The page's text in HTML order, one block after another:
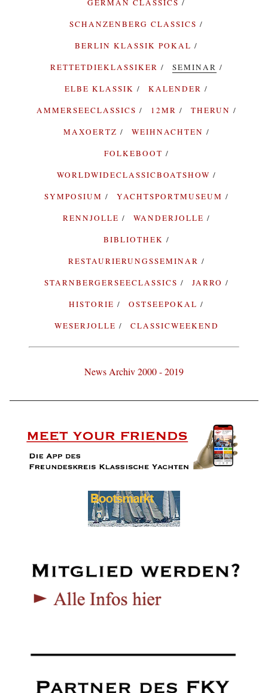
GERMAN CLASSICS
SCHANZENBERG CLASSICS
BERLIN KLASSIK POKAL
RETTETDIEKLASSIKER
SEMINAR
ELBE KLASSIK
KALENDER
AMMERSEECLASSICS
12MR
THERUN
MAXOERTZ
WEIHNACHTEN
FOLKEBOOT
WORLDWIDECLASSICBOATSHOW
SYMPOSIUM
YACHTSPORTMUSEUM
RENNJOLLE
WANDERJOLLE
BIBLIOTHEK
RESTAURIERUNGSSEMINAR
STARNBERGERSEECLASSICS
JARRO
HISTORIE
OSTSEEPOKAL
WESERJOLLE
CLASSICWEEKEND
News Archiv 2000 - 2019